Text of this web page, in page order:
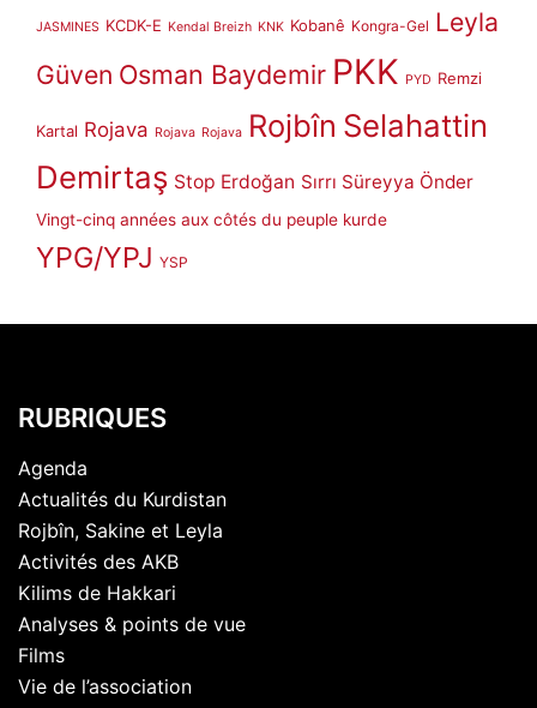
JASMINES KCDK-E Kendal Breizh KNK Kobanê Kongra-Gel Leyla
Güven Osman Baydemir PKK PYD Remzi
Kartal Rojava Rojava Rojava Rojbîn Selahattin
Demirtaş Stop Erdoğan Sırrı Süreyya Önder
Vingt-cinq années aux côtés du peuple kurde
YPG/YPJ YSP
RUBRIQUES
Agenda
Actualités du Kurdistan
Rojbîn, Sakine et Leyla
Activités des AKB
Kilims de Hakkari
Analyses & points de vue
Films
Vie de l’association